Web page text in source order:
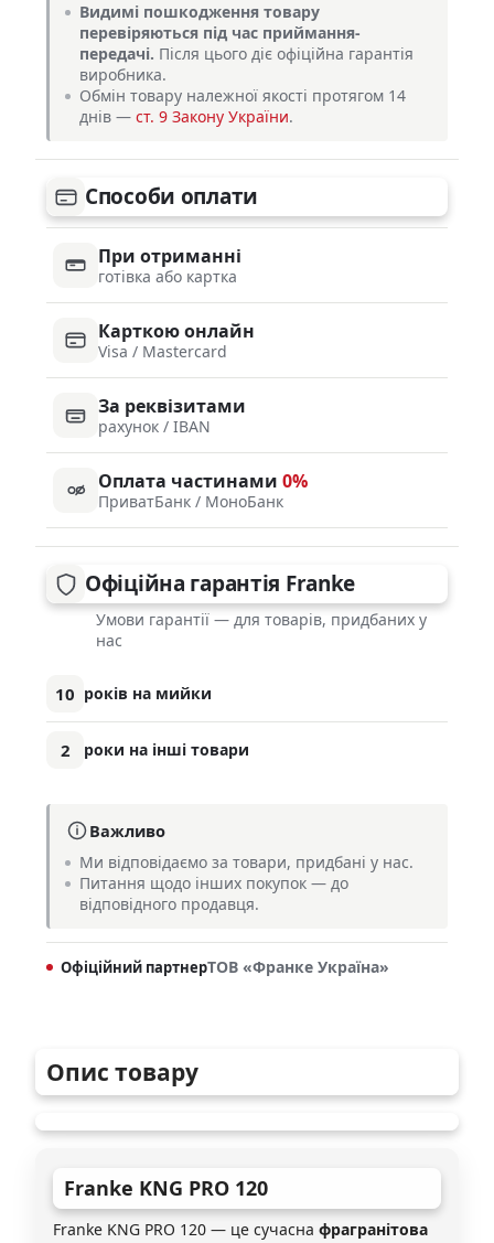
Видимі пошкодження товару
перевіряються під час приймання-
передачі. Після цього діє офіційна гарантія
виробника.
Обмін товару належної якості протягом 14
днів — ст. 9 Закону України.
Способи оплати
При отриманні
готівка або картка
Карткою онлайн
Visa / Mastercard
За реквізитами
рахунок / IBAN
Оплата частинами 0%
ПриватБанк / МоноБанк
Офіційна гарантія Franke
Умови гарантії — для товарів, придбаних у
нас
10 років на мийки
2 роки на інші товари
Важливо
Ми відповідаємо за товари, придбані у нас.
Питання щодо інших покупок — до
відповідного продавця.
Офіційний партнерТОВ «Франке Україна»
Опис товару
Franke KNG PRO 120
Franke KNG PRO 120 — це сучасна фрагранітова